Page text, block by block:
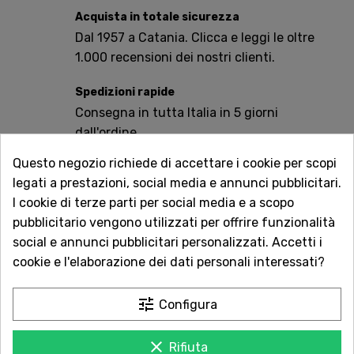
Acquista in totale sicurezza
Dal 1957 a Catania. Clicca e leggi le oltre
1.000 recensioni dei nostri clienti.
Spedizioni rapide
Consegna in tutta Italia in 5 giorni
dall'ordine
Servizio Clienti sempre con te
Contattaci online oppure chiama per
qualsiasi informazione.
Ingredienti: Acqua, zucchero di canna*, infuso di thè
nero con melone e pesca siciliani* (2,5%)* , succo di
pesca da concentrato*(2%), infuso di thè nero* (0,6%),
zucchero bruciato*, acidificante: acido citrico, aromi
naturali, antiossidante: acido ascorbico. *Da agricoltura
biologica. Energia: 123 kj/29 kcal Grassi: 0 gr. di cui
Questo negozio richiede di accettare i cookie per scopi
legati a prestazioni, social media e annunci pubblicitari.
I cookie di terze parti per social media e a scopo
pubblicitario vengono utilizzati per offrire funzionalità
social e annunci pubblicitari personalizzati. Accetti i
cookie e l'elaborazione dei dati personali interessati?
tune Configura
clear Rifiuta